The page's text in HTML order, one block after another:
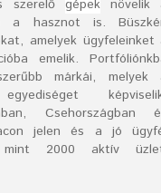
szerelő gépeknövelik
a hasznot is.
amelyek ügyfeleinket
emelik.
márkái, melyek
Csehországban
jelen és a jó
2000 aktív